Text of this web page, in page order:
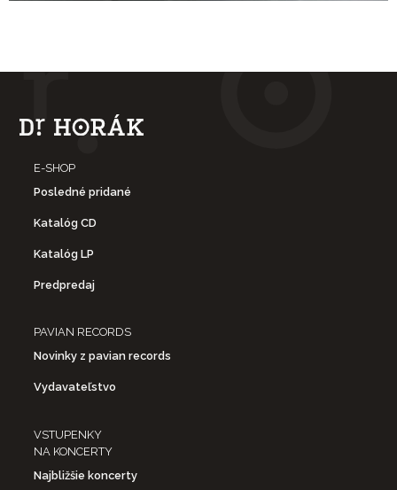
E-SHOP
Posledné pridané
Katalóg CD
Katalóg LP
Predpredaj
PAVIAN RECORDS
Novinky z pavian records
Vydavateľstvo
VSTUPENKY
NA KONCERTY
Najbližšie koncerty